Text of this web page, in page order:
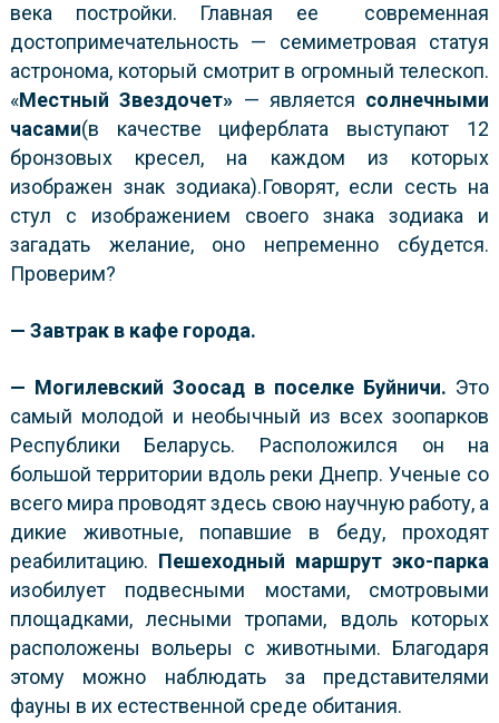
века постройки. Главная ее современная
достопримечательность — семиметровая статуя
астронома, который смотрит в огромный телескоп.
«Местный Звездочет» — является солнечными
часами(в качестве циферблата выступают 12
бронзовых кресел, на каждом из которых
изображен знак зодиака).Говорят, если сесть на
стул с изображением своего знака зодиака и
загадать желание, оно непременно сбудется.
Проверим?
— Завтрак в кафе города.
— Могилевский Зоосад в поселке Буйничи. Это
самый молодой и необычный из всех зоопарков
Республики Беларусь. Расположился он на
большой территории вдоль реки Днепр. Ученые со
всего мира проводят здесь свою научную работу, а
дикие животные, попавшие в беду, проходят
реабилитацию. Пешеходный маршрутэко-парка
изобилует подвесными мостами, смотровыми
площадками, лесными тропами, вдоль которых
расположены вольеры с животными. Благодаря
этому можно наблюдать за представителями
фауны в их естественной среде обитания.